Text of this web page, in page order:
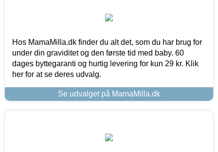
Hos MamaMilla.dk finder du alt det, som du har brug for
under din graviditet og den første tid med baby. 60
dages byttegaranti og hurtig levering for kun 29 kr. Klik
her for at se deres udvalg.
Se udvalget på MamaMilla.dk